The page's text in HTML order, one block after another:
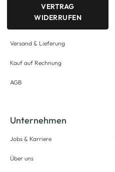
VERTRAG
WIDERRUFEN
Versand & Lieferung
Kauf auf Rechnung
AGB
Unternehmen
Jobs & Karriere
Über uns